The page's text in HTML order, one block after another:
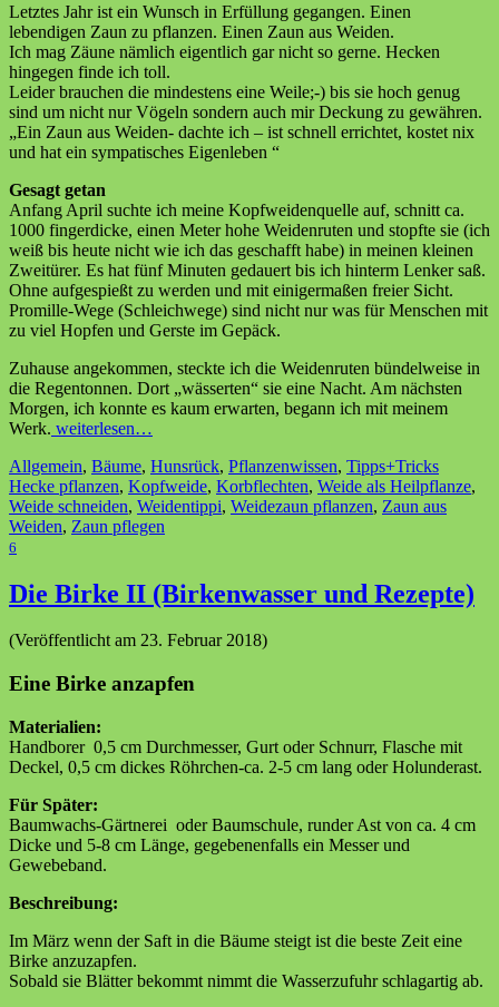
Letztes Jahr ist ein Wunsch in Erfüllung gegangen. Einen
lebendigen Zaun zu pflanzen. Einen Zaun aus Weiden.
Ich mag Zäune nämlich eigentlich gar nicht so gerne. Hecken
hingegen finde ich toll.
Leider brauchen die mindestens eine Weile;-) bis sie hoch genug
sind um nicht nur Vögeln sondern auch mir Deckung zu gewähren.
„Ein Zaun aus Weiden- dachte ich – ist schnell errichtet, kostet nix
und hat ein sympatisches Eigenleben “
Gesagt getan
Anfang April suchte ich meine Kopfweidenquelle auf, schnitt ca.
1000 fingerdicke, einen Meter hohe Weidenruten und stopfte sie (ich
weiß bis heute nicht wie ich das geschafft habe) in meinen kleinen
Zweitürer. Es hat fünf Minuten gedauert bis ich hinterm Lenker saß.
Ohne aufgespießt zu werden und mit einigermaßen freier Sicht.
Promille-Wege (Schleichwege) sind nicht nur was für Menschen mit
zu viel Hopfen und Gerste im Gepäck.
Zuhause angekommen, steckte ich die Weidenruten bündelweise in
die Regentonnen. Dort „wässerten“ sie eine Nacht. Am nächsten
Morgen, ich konnte es kaum erwarten, begann ich mit meinem
Werk. weiterlesen…
Allgemein, Bäume, Hunsrück, Pflanzenwissen, Tipps+Tricks
Hecke pflanzen, Kopfweide, Korbflechten, Weide als Heilpflanze,
Weide schneiden, Weidentippi, Weidezaun pflanzen, Zaun aus
Weiden, Zaun pflegen
6
Die Birke II (Birkenwasser und Rezepte)
(Veröffentlicht am 23. Februar 2018)
Eine Birke anzapfen
Materialien:
Handborer 0,5 cm Durchmesser, Gurt oder Schnurr, Flasche mit
Deckel, 0,5 cm dickes Röhrchen-ca. 2-5 cm lang oder Holunderast.
Für Später:
Baumwachs-Gärtnerei oder Baumschule, runder Ast von ca. 4 cm
Dicke und 5-8 cm Länge, gegebenenfalls ein Messer und
Gewebeband.
Beschreibung:
Im März wenn der Saft in die Bäume steigt ist die beste Zeit eine
Birke anzuzapfen.
Sobald sie Blätter bekommt nimmt die Wasserzufuhr schlagartig ab.